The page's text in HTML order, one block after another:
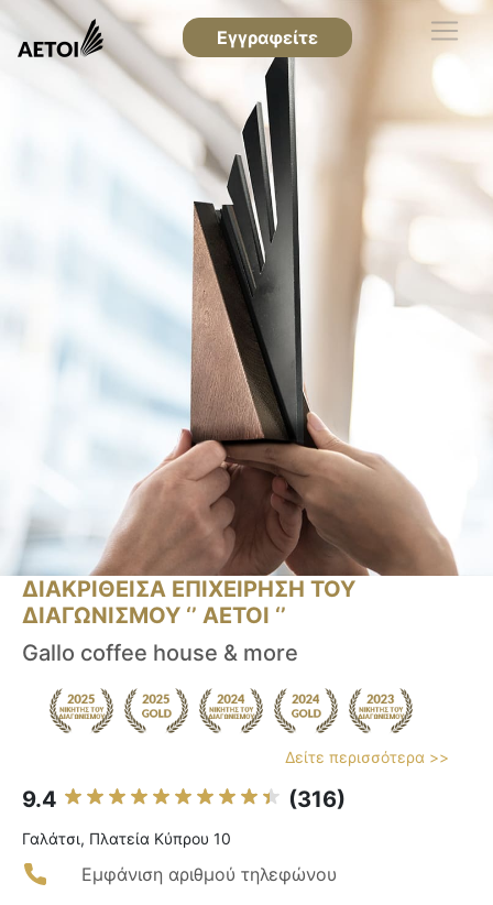
Εγγραφείτε
ΔΙΑΚΡΙΘΕΙΣΑ ΕΠΙΧΕΙΡΗΣΗ ΤΟΥ
ΔΙΑΓΩΝΙΣΜΟΥ ‘’ ΑΕΤΟΙ ‘’
Gallo coffee house & more
Δείτε περισσότερα >>
9.4 (316)
Γαλάτσι, Πλατεία Κύπρου 10
Εμφάνιση αριθμού τηλεφώνου